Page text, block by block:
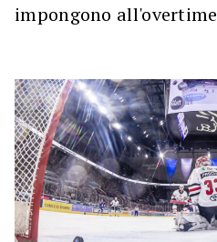
impongono all'overtime